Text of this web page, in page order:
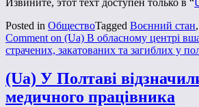
Posted in ОбществоTagged Воєнний стан,
Comment on (Ua) В обласному центрі
страчених, закатованих та загиблих у
(Ua) У Полтаві
медичного працівника